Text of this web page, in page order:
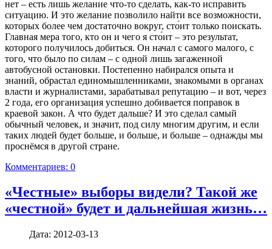
нет – есть лишь желание что-то сделать, как-то исправить
ситуацию. И это желание позволило найти все возможности,
которых более чем достаточно вокруг, сто́ит только поискать.
Главная мера того, кто он и чего я сто́ит – это результат,
которого получилось добиться. Он начал с самого малого, с
того, что было по силам – с одной лишь загаженной
автобусной остановки. Постепенно набирался опыта и
знаний, обрастал единомышленниками, знакомыми в органах
власти и журналистами, зарабатывал репутацию – и вот, через
2 года, его организация успешно добивается поправок в
краевой закон. А что будет дальше? И это сделал самый
обычный человек, и значит, под силу многим другим, и если
таких людей будет больше, и больше, и больше – однажды мы
проснёмся в другой стране.
Комментариев: 0
«Честные» выборы видели? Такой же
«честной» будет и дальнейшая жизнь…
Дата: 2012-03-13